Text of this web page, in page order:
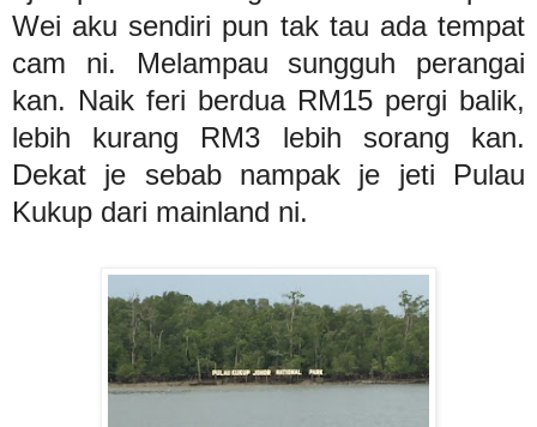
Wei aku sendiri pun tak tau ada tempat
cam ni. Melampau sungguh perangai
kan. Naik feri berdua RM15 pergi balik,
lebih kurang RM3 lebih sorang kan.
Dekat je sebab nampak je jeti Pulau
Kukup dari mainland ni.